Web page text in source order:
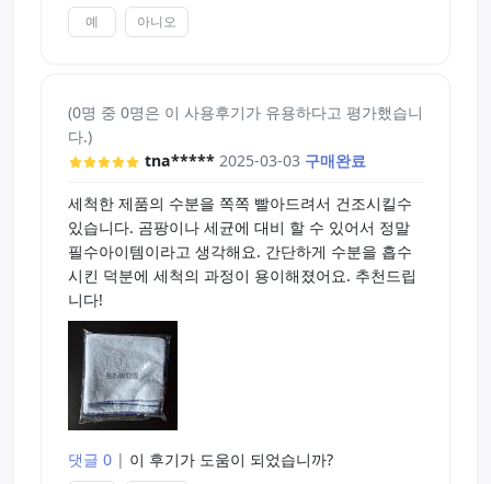
예 아니오
(0명 중 0명은 이 사용후기가 유용하다고 평가했습니
다.)
tna***** 2025-03-03 구매완료
세척한 제품의 수분을 쪽쪽 빨아드려서 건조시킬수
있습니다. 곰팡이나 세균에 대비 할 수 있어서 정말
필수아이템이라고 생각해요. 간단하게 수분을 흡수
시킨 덕분에 세척의 과정이 용이해졌어요. 추천드립
니다!
댓글 0 | 이 후기가 도움이 되었습니까?